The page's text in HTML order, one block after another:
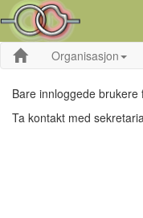
Organisasjon
Bare innloggede
Ta kontakt med